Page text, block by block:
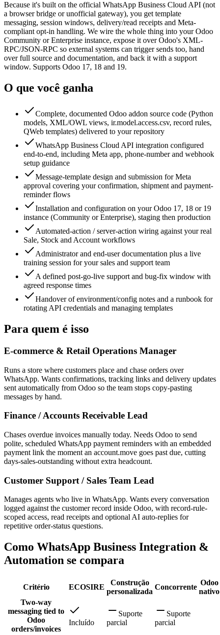
Because it's built on the official WhatsApp Business Cloud API (not
a browser bridge or unofficial gateway), you get template
messaging, session windows, delivery/read receipts and Meta-
compliant opt-in handling. We wire the whole thing into your Odoo
Community or Enterprise instance, expose it over Odoo's XML-
RPC/JSON-RPC so external systems can trigger sends too, hand
over full source and documentation, and back it with a support
window. Supports Odoo 17, 18 and 19.
O que você ganha
Complete, documented Odoo addon source code (Python
models, XML/OWL views, ir.model.access.csv, record rules,
QWeb templates) delivered to your repository
WhatsApp Business Cloud API integration configured
end-to-end, including Meta app, phone-number and webhook
setup guidance
Message-template design and submission for Meta
approval covering your confirmation, shipment and payment-
reminder flows
Installation and configuration on your Odoo 17, 18 or 19
instance (Community or Enterprise), staging then production
Automated-action / server-action wiring against your real
Sale, Stock and Account workflows
Administrator and end-user documentation plus a live
training session for your sales and support team
A defined post-go-live support and bug-fix window with
agreed response times
Handover of environment/config notes and a runbook for
rotating API credentials and managing templates
Para quem é isso
E-commerce & Retail Operations Manager
Runs a store where customers place and chase orders over
WhatsApp. Wants confirmations, tracking links and delivery updates
sent automatically from Odoo so the team stops copy-pasting
messages by hand.
Finance / Accounts Receivable Lead
Chases overdue invoices manually today. Needs Odoo to send
polite, scheduled WhatsApp payment reminders with an embedded
payment link the moment an account.move goes past due, cutting
days-sales-outstanding without extra headcount.
Customer Support / Sales Team Lead
Manages agents who live in WhatsApp. Wants every conversation
logged against the customer record inside Odoo, with record-rule-
scoped access, read receipts and optional AI auto-replies for
repetitive order-status questions.
Como WhatsApp Business Integration &
Automation se compara
Critério ECOSIRE
Construção
personalizada
Concorrente
Odoo
nativo
Two-way
messaging tied to
Odoo
orders/invoices
Incluído
Suporte
parcial
Suporte
parcial